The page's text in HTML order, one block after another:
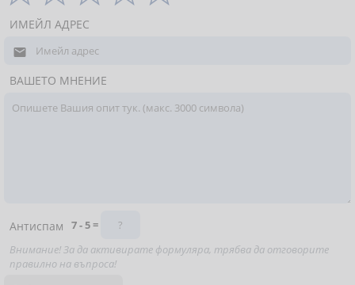
ИМЕЙЛ АДРЕС

ВАШЕТО МНЕНИЕ
Антиспам
7 - 5 =
Внимание! За да активирате формуляра, трябва да отговорите
правилно на въпроса!